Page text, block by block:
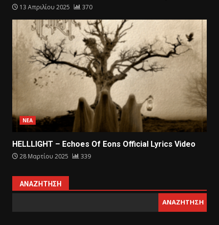
13 Απριλίου 2025 370
ΝΕΑ
HELLLIGHT – Echoes Of Eons Official Lyrics Video
28 Μαρτίου 2025 339
ΑΝΑΖΉΤΗΣΗ
ΑΝΑΖΉΤΗΣΗ